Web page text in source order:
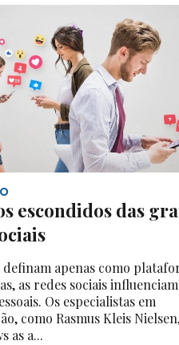
escondidos das
definam apenas como
as redes sociais
Os especialistas em
como Rasmus Kleis
as a...